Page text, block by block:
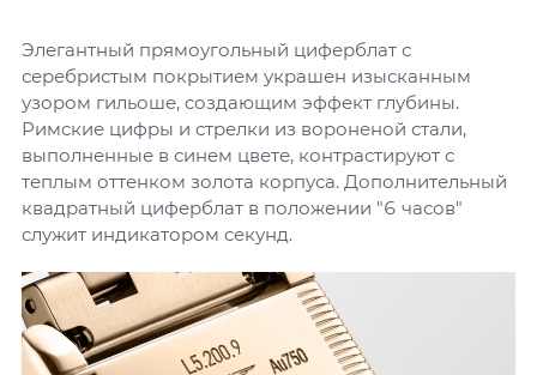
Элегантный прямоугольный циферблат с
серебристым покрытием украшен изысканным
узором гильоше, создающим эффект глубины.
Римские цифры и стрелки из вороненой стали,
выполненные в синем цвете, контрастируют с
теплым оттенком золота корпуса. Дополнительный
квадратный циферблат в положении "6 часов"
служит индикатором секунд.